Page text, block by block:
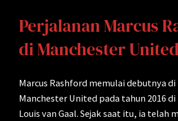
Perjalanan Marcus
di Manchester United
Marcus Rashford memulai debutnya
Manchester United pada tahun 2016 di
Louis van Gaal. Sejak saat itu, ia telah